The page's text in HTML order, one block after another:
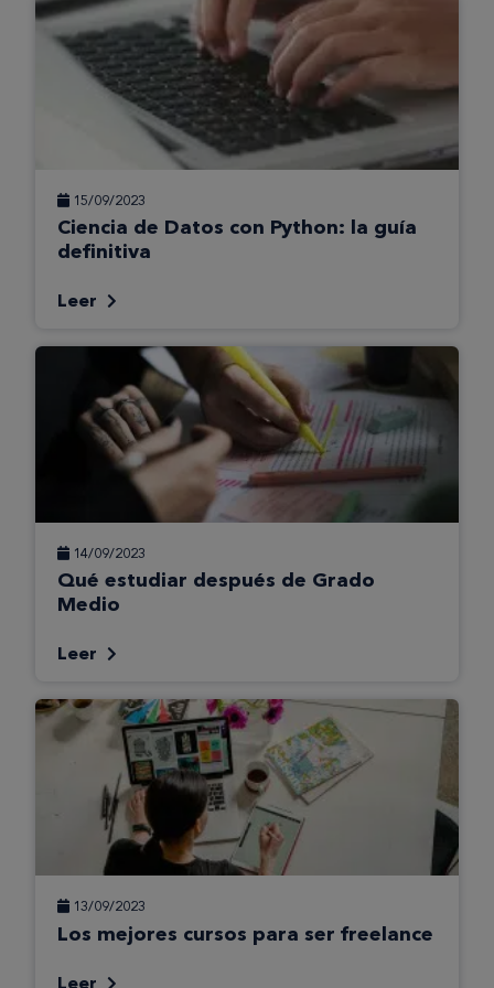
15/09/2023
Ciencia de Datos con Python: la guía
definitiva
Leer
14/09/2023
Qué estudiar después de Grado
Medio
Leer
13/09/2023
Los mejores cursos para ser freelance
Leer